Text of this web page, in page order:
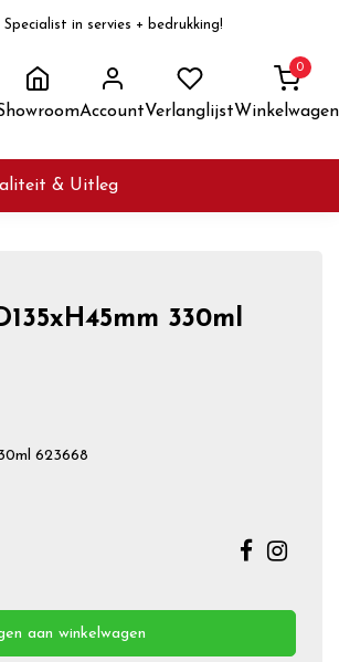
Specialist in servies + bedrukking!
AccountVerlanglijst
0
Winkelwagen
& Uitleg
330ml
623668
aan winkelwagen